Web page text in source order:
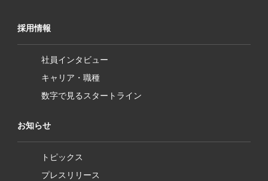
採用情報
社員インタビュー
キャリア・職種
数字で見るスタートライン
お知らせ
トピックス
プレスリリース